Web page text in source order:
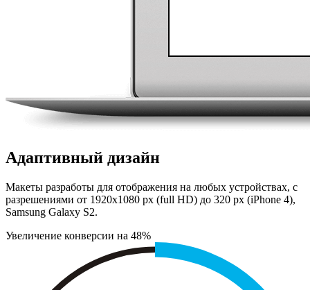
Адаптивный дизайн
Макеты разработы для отображения на любых устройствах, с
разрешениями от 1920х1080 px (full HD) до 320 px (iPhone 4),
Samsung Galaxy S2.
Увеличение конверсии на 48%